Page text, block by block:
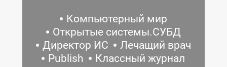
Компьютерный мир
Открытые системы.СУБД
Директор ИС
Лечащий врач
Publish
Классный журнал